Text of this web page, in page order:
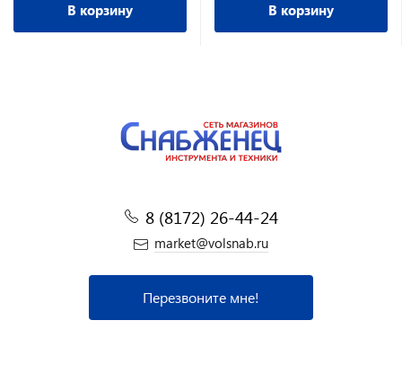
В корзину В корзину
8 (8172) 26-44-24
market@volsnab.ru
Перезвоните мне!